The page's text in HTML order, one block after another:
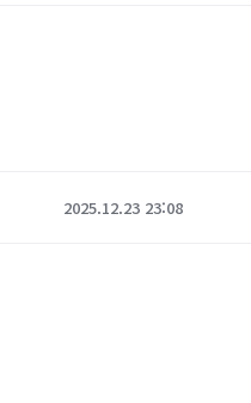
2025.12.23 23:08